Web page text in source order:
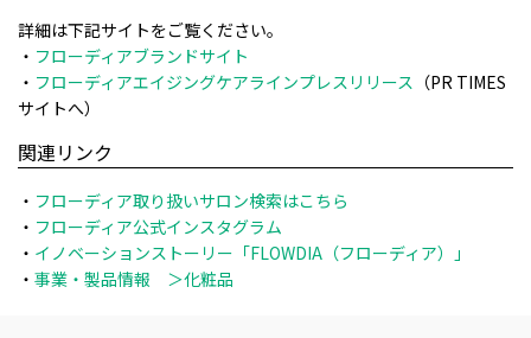
詳細は下記サイトをご覧ください。
・ フローディアブランドサイト
・ フローディアエイジングケアラインプレスリリース （PR TIMES
サイトへ）
関連リンク
・ フローディア取り扱いサロン検索はこちら
・ フローディア公式インスタグラム
・ イノベーションストーリー「FLOWDIA（フローディア）」
・ 事業・製品情報 ＞化粧品